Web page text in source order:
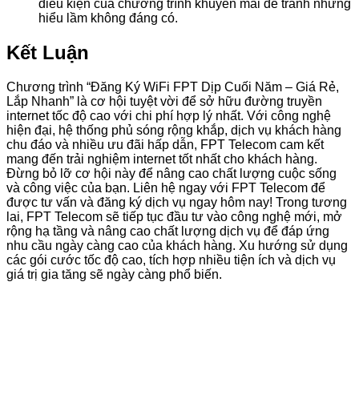
điều kiện của chương trình khuyến mãi để tránh những
hiểu lầm không đáng có.
Kết Luận
Chương trình “Đăng Ký WiFi FPT Dịp Cuối Năm – Giá Rẻ,
Lắp Nhanh” là cơ hội tuyệt vời để sở hữu đường truyền
internet tốc độ cao với chi phí hợp lý nhất. Với công nghệ
hiện đại, hệ thống phủ sóng rộng khắp, dịch vụ khách hàng
chu đáo và nhiều ưu đãi hấp dẫn, FPT Telecom cam kết
mang đến trải nghiệm internet tốt nhất cho khách hàng.
Đừng bỏ lỡ cơ hội này để nâng cao chất lượng cuộc sống
và công việc của bạn. Liên hệ ngay với FPT Telecom để
được tư vấn và đăng ký dịch vụ ngay hôm nay! Trong tương
lai, FPT Telecom sẽ tiếp tục đầu tư vào công nghệ mới, mở
rộng hạ tầng và nâng cao chất lượng dịch vụ để đáp ứng
nhu cầu ngày càng cao của khách hàng. Xu hướng sử dụng
các gói cước tốc độ cao, tích hợp nhiều tiện ích và dịch vụ
giá trị gia tăng sẽ ngày càng phổ biến.